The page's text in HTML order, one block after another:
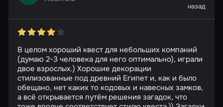
назад
В целом хороший квест для небольших компаний
(думаю 2-3 человека для него оптимально), играли
двое взрослых.) Хорошие декорации
стилизованные под древний Египет и, как и было
обещано, нет каких то кодовых и навесных замков,
а всё открывается путём решения загадок, что